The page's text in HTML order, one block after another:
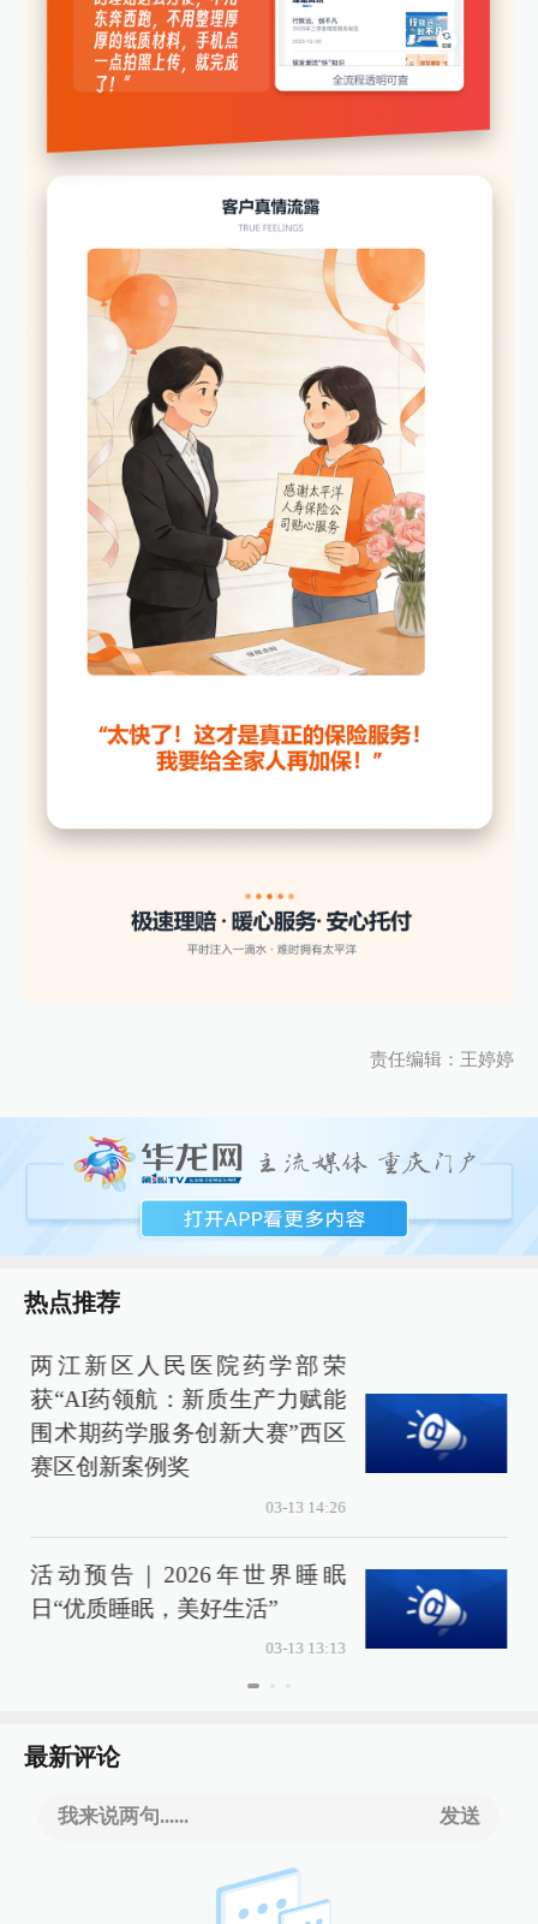
责任编辑：王婷婷
热点推荐
两江新区人民医院药学部荣
获“AI药领航：新质生产力赋能
围术期药学服务创新大赛”西区
赛区创新案例奖
03-13 14:26
活动预告｜2026年世界睡眠
日“优质睡眠，美好生活”
03-13 13:13
最新评论
我来说两句...... 发送